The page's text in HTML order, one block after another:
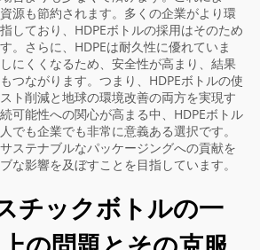
源も節約されます。多くの企業がより環
しており、HDPEボトルの採用はそのため
。さらに、HDPEは耐久性に優れていま
にくくなるため、安全性が高まり、結果
つながります。つまり、HDPEボトルの使
ト削減と地球の環境改善の両方を実現す
可能性への関心が高まる中、HDPEボトル
でも企業でも非常に意義ある選択です。
ステナブルなパッケージングへの貢献を
な影響を及ぼすことを目指しています。
チックボトルの一